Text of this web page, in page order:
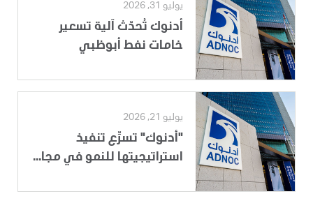
يوليو 31, 2026
أدنوك تُحدّث آلية تسعير
خامات نفط أبوظبي
يوليو 21, 2026
"أدنوك" تسرِّع تنفيذ
استراتيجيتها للنمو في مجا...